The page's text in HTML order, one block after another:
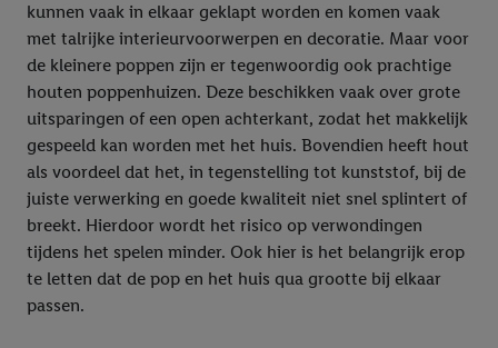
kunnen vaak in elkaar geklapt worden en komen vaak
met talrijke interieurvoorwerpen en decoratie. Maar voor
de kleinere poppen zijn er tegenwoordig ook prachtige
houten poppenhuizen. Deze beschikken vaak over grote
uitsparingen of een open achterkant, zodat het makkelijk
gespeeld kan worden met het huis. Bovendien heeft hout
als voordeel dat het, in tegenstelling tot kunststof, bij de
juiste verwerking en goede kwaliteit niet snel splintert of
breekt. Hierdoor wordt het risico op verwondingen
tijdens het spelen minder. Ook hier is het belangrijk erop
te letten dat de pop en het huis qua grootte bij elkaar
passen.